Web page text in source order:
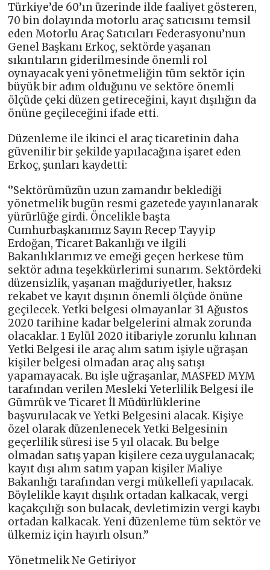
Türkiye’de 60’ın üzerinde ilde faaliyet gösteren,
70 bin dolayında motorlu araç satıcısını temsil
eden Motorlu Araç Satıcıları Federasyonu’nun
Genel Başkanı Erkoç, sektörde yaşanan
sıkıntıların giderilmesinde önemli rol
oynayacak yeni yönetmeliğin tüm sektör için
büyük bir adım olduğunu ve sektöre önemli
ölçüde çeki düzen getireceğini, kayıt dışılığın da
önüne geçileceğini ifade etti.
Düzenleme ile ikinci el araç ticaretinin daha
güvenilir bir şekilde yapılacağına işaret eden
Erkoç, şunları kaydetti:
‘’Sektörümüzün uzun zamandır beklediği
yönetmelik bugün resmi gazetede yayınlanarak
yürürlüğe girdi. Öncelikle başta
Cumhurbaşkanımız Sayın Recep Tayyip
Erdoğan, Ticaret Bakanlığı ve ilgili
Bakanlıklarımız ve emeği geçen herkese tüm
sektör adına teşekkürlerimi sunarım. Sektördeki
düzensizlik, yaşanan mağduriyetler, haksız
rekabet ve kayıt dışının önemli ölçüde önüne
geçilecek. Yetki belgesi olmayanlar 31 Ağustos
2020 tarihine kadar belgelerini almak zorunda
olacaklar. 1 Eylül 2020 itibariyle zorunlu kılınan
Yetki Belgesi ile araç alım satım işiyle uğraşan
kişiler belgesi olmadan araç alış satışı
yapamayacak. Bu işle uğraşanlar, MASFED MYM
tarafından verilen Mesleki Yeterlilik Belgesi ile
Gümrük ve Ticaret İl Müdürlüklerine
başvurulacak ve Yetki Belgesini alacak. Kişiye
özel olarak düzenlenecek Yetki Belgesinin
geçerlilik süresi ise 5 yıl olacak. Bu belge
olmadan satış yapan kişilere ceza uygulanacak;
kayıt dışı alım satım yapan kişiler Maliye
Bakanlığı tarafından vergi mükellefi yapılacak.
Böylelikle kayıt dışılık ortadan kalkacak, vergi
kaçakçılığı son bulacak, devletimizin vergi kaybı
ortadan kalkacak. Yeni düzenleme tüm sektör ve
ülkemiz için hayırlı olsun.’’
Yönetmelik Ne Getiriyor